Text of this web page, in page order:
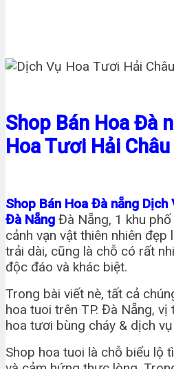
Shop Bán Hoa Đà
Hoa Tươi Hải
Shop Bán Hoa Đà nẵng
Đà Nẵng Đà Nẵng, 1 khu
cảnh vạn vật thiên nhiên đẹp
trải dài, cũng là chỗ có rất
độc đáo và khác biệt.
Trong bài viết nè, tất cả
hoa tuoi trên TP. Đà Nẵng, vị
hoa tươi bùng cháy & dịch
Shop hoa tuoi là chỗ biểu lộ